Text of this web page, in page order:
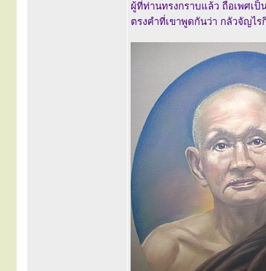
ผู้ที่ท่านทรงกราบแล้ว ถือเพศเป็
ตรงคำที่เขาพูดกันว่า กลัวจัญไร